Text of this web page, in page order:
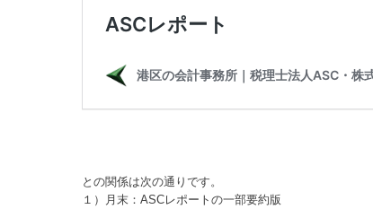
との関係は次の通りです。
１）月末：ASCレポートの一部要約版